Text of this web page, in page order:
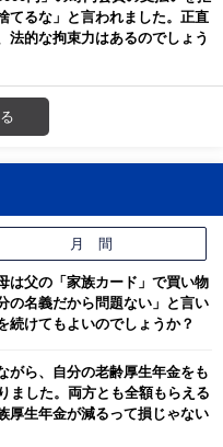
てるな」と言われました。正直
法的な拘束力はあるのでしょう
月 間
は父の「家族カード」で買い物
の名義だから問題ない」と言い
続けてもよいのでしょうか？
がら、自分の老齢厚生年金をも
ました。両方とも全額もらえる
厚生年金が減るって損じゃない